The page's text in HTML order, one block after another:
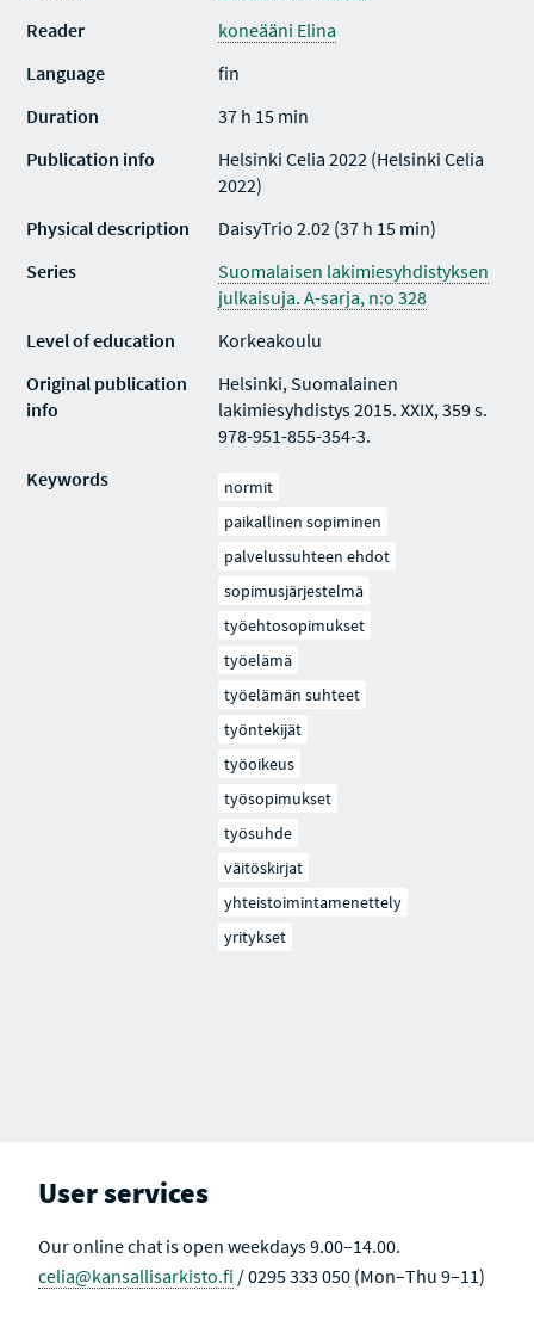
Reader
koneääni Elina
Language
fin
Duration
37 h 15 min
Publication info
Helsinki Celia 2022 (Helsinki Celia
2022)
Physical description
DaisyTrio 2.02 (37 h 15 min)
Series
Suomalaisen lakimiesyhdistyksen
julkaisuja. A-sarja, n:o 328
Level of education
Korkeakoulu
Original publication
info
Helsinki, Suomalainen
lakimiesyhdistys 2015. XXIX, 359 s.
978-951-855-354-3.
Keywords
normit
paikallinen sopiminen
palvelussuhteen ehdot
sopimusjärjestelmä
työehtosopimukset
työelämä
työelämän suhteet
työntekijät
työoikeus
työsopimukset
työsuhde
väitöskirjat
yhteistoimintamenettely
yritykset
User services
Our online chat is open weekdays 9.00–14.00.
celia@kansallisarkisto.fi / 0295 333 050 (Mon–Thu 9–11)